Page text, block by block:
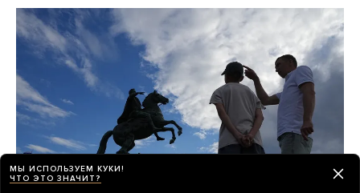
МЫ ИСПОЛЬЗУЕМ КУКИ!
ЧТО ЭТО ЗНАЧИТ?